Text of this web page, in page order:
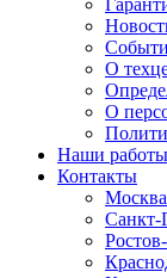
О
О
Наши работы
Контакты
Москва
Санкт-